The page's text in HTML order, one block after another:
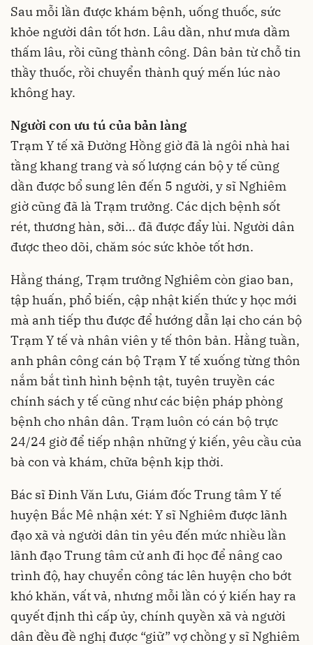
Sau mỗi lần được khám bệnh, uống thuốc, sức
khỏe người dân tốt hơn. Lâu dần, như mưa dầm
thấm lâu, rồi cũng thành công. Dân bản từ chỗ tin
thầy thuốc, rồi chuyển thành quý mến lúc nào
không hay.
Người con ưu tú của bản làng
Trạm Y tế xã Đường Hồng giờ đã là ngôi nhà hai
tầng khang trang và số lượng cán bộ y tế cũng
dần được bổ sung lên đến 5 người, y sĩ Nghiêm
giờ cũng đã là Trạm trưởng. Các dịch bệnh sốt
rét, thương hàn, sởi... đã được đẩy lùi. Người dân
được theo dõi, chăm sóc sức khỏe tốt hơn.
Hằng tháng, Trạm trưởng Nghiêm còn giao ban,
tập huấn, phổ biến, cập nhật kiến thức y học mới
mà anh tiếp thu được để hướng dẫn lại cho cán bộ
Trạm Y tế và nhân viên y tế thôn bản. Hằng tuần,
anh phân công cán bộ Trạm Y tế xuống từng thôn
nắm bắt tình hình bệnh tật, tuyên truyền các
chính sách y tế cũng như các biện pháp phòng
bệnh cho nhân dân. Trạm luôn có cán bộ trực
24/24 giờ để tiếp nhận những ý kiến, yêu cầu của
bà con và khám, chữa bệnh kịp thời.
Bác sĩ Đinh Văn Lưu, Giám đốc Trung tâm Y tế
huyện Bắc Mê nhận xét: Y sĩ Nghiêm được lãnh
đạo xã và người dân tin yêu đến mức nhiều lần
lãnh đạo Trung tâm cử anh đi học để nâng cao
trình độ, hay chuyển công tác lên huyện cho bớt
khó khăn, vất vả, nhưng mỗi lần có ý kiến hay ra
quyết định thì cấp ủy, chính quyền xã và người
dân đều đề nghị được “giữ” vợ chồng y sĩ Nghiêm